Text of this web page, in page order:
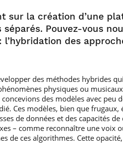
sur la création d’une
Pouvez-vous
des
des méthodes hybrides
physiques ou
des modèles avec peu
Ces modèles, bien que
de données et des capacités
– comme reconnaître une voix
de ces algorithmes. Cette